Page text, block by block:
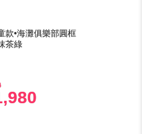
款•海灘俱樂部圓框
茶綠